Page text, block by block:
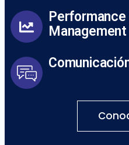
Management